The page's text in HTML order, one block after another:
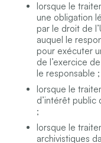
lorsque le
une obligation
par le droit de
auquel le
pour exécuter
de l’exercice
le responsable ;
lorsque le
d’intérêt public
;
lorsque le
archivistiques